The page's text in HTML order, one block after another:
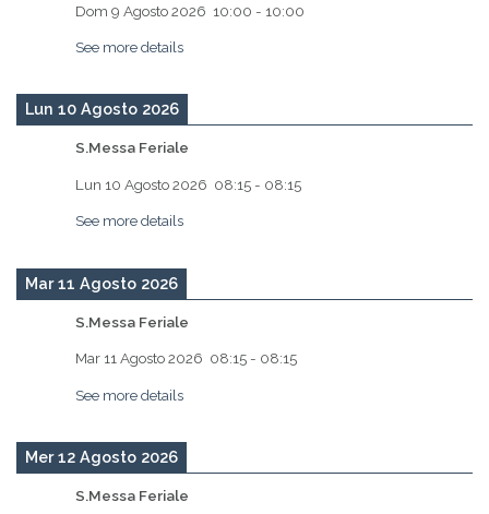
Dom 9 Agosto 2026 10:00 - 10:00
See more details
Lun 10 Agosto 2026
S.Messa Feriale
Lun 10 Agosto 2026 08:15 - 08:15
See more details
Mar 11 Agosto 2026
S.Messa Feriale
Mar 11 Agosto 2026 08:15 - 08:15
See more details
Mer 12 Agosto 2026
S.Messa Feriale